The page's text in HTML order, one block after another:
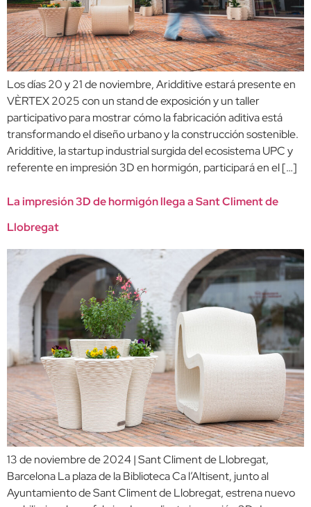
Los días 20 y 21 de noviembre, Aridditive estará presente en
VÈRTEX 2025 con un stand de exposición y un taller
participativo para mostrar cómo la fabricación aditiva está
transformando el diseño urbano y la construcción sostenible.
Aridditive, la startup industrial surgida del ecosistema UPC y
referente en impresión 3D en hormigón, participará en el […]
La impresión 3D de hormigón llega a Sant Climent de
Llobregat
13 de noviembre de 2024 | Sant Climent de Llobregat,
Barcelona La plaza de la Biblioteca Ca l’Altisent, junto al
Ayuntamiento de Sant Climent de Llobregat, estrena nuevo